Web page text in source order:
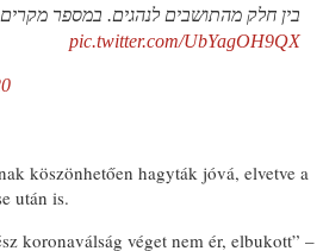
בין חלק מהתושבים לנהגים. במספר
pic.twitter.com/UbYagOH9QX
köszönhetően hagyták jóvá, elvetve a
után is.
koronaválság véget nem ér, elbukott” –